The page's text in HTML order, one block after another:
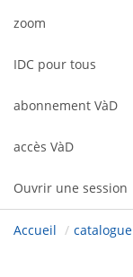
zoom
IDC pour tous
abonnement VàD
accès VàD
Ouvrir une session
Accueil / catalogue